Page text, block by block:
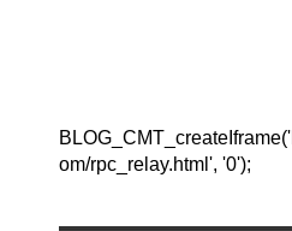
om/rpc_relay.html', '0');